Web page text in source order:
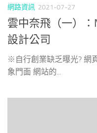
網路資訊 2021-07-27
雲中奈飛（一）
設計公司
※自行創業缺乏曝光? 網
象門面 網站的...